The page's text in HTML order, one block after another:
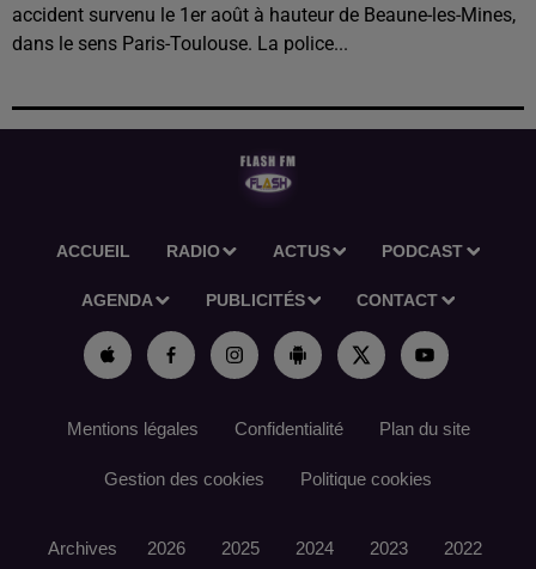
accident survenu le 1er août à hauteur de Beaune-les-Mines,
dans le sens Paris-Toulouse. La police...
ACCUEIL RADIO ACTUS PODCAST
AGENDA PUBLICITÉS CONTACT
Mentions légales Confidentialité Plan du site
Gestion des cookies Politique cookies
Archives 2026 2025 2024 2023 2022